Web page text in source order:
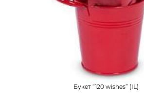
Букет “120 wishes” (IL)